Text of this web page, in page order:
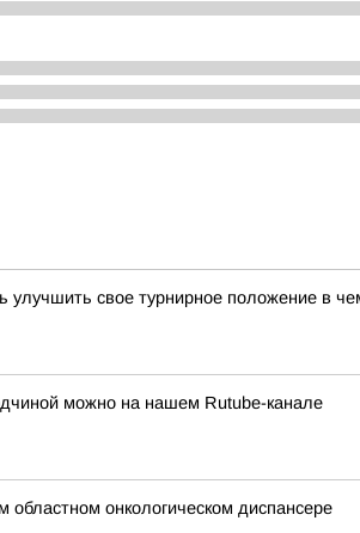
свое турнирное положение в
можно на нашем Rutube-канале
онкологическом диспансере